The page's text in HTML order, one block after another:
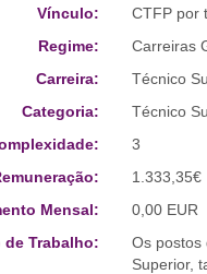
Vínculo:
CTFP por
Regime:
Carreiras
Carreira:
Técnico
Categoria:
Técnico
3
1.333,35€
Mensal:
0,00 EUR
de Trabalho:
Os postos
Superior,